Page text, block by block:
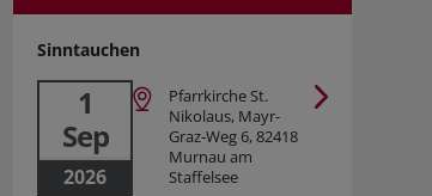
Sinntauchen
1
Sep
2026
Pfarrkirche St.
Nikolaus, Mayr-
Graz-Weg 6, 82418
Murnau am
Staffelsee